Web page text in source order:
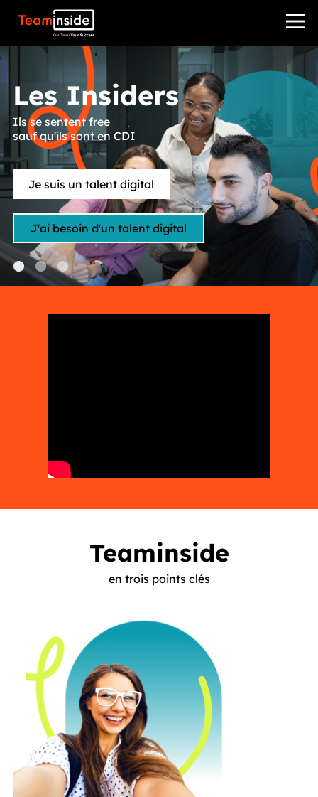
Teaminside
Les Insiders
Je suis un talent digital
J'ai besoin d'un talent digital
Ils se sentent free
sauf qu'ils sont en CDI
Teaminside
en trois points clés